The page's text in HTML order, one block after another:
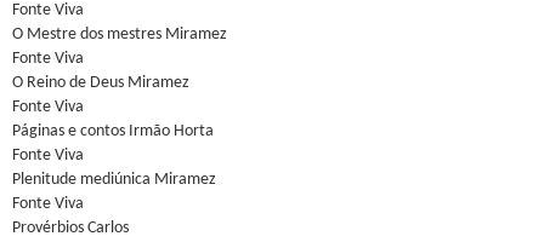
Fonte Viva
O Mestre dos mestres Miramez
Fonte Viva
O Reino de Deus Miramez
Fonte Viva
Páginas e contos Irmão Horta
Fonte Viva
Plenitude mediúnica Miramez
Fonte Viva
Provérbios Carlos